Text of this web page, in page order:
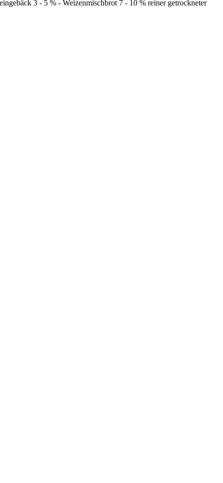
3 - 5 % - Weizenmischbrot 7 - 10 % reiner getrockneter